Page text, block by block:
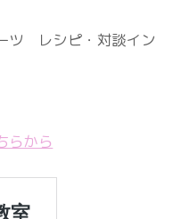
ツ レシピ・対談イン
らから